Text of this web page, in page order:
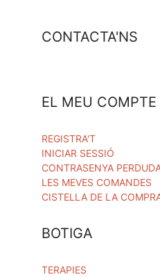
CONTACTA'NS
EL MEU COMPTE
REGISTRA'T
INICIAR SESSIÓ
CONTRASENYA
LES MEVES COMANDES
CISTELLA DE LA
BOTIGA
TERAPIES